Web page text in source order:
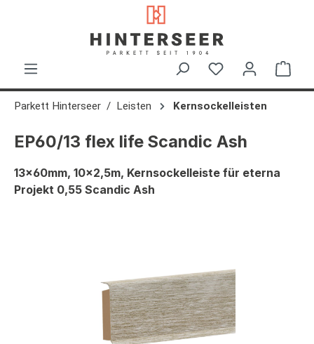
Parkett Hinterseer Leisten Kernsockelleisten
EP60/13 flex life Scandic Ash
13x60mm, 10x2,5m, Kernsockelleiste für eterna
Projekt 0,55 Scandic Ash